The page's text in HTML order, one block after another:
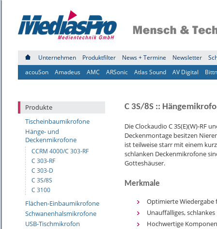
Unternehmen Produktfilter News + Termine Newsletter
acouSon
Amadeus AMC ARSonic Atlas Sound AV Digital
Produkte
Tischeinbaumikrofone
Hänge- und
Deckenmikrofone
CCRM 4000/C 303-RF
C 303-RF
C 303-D
C 3S/8S
C 3100
Flächen-Einbaumikrofone
Schwanenhalsmikrofone
USB-Tischmikrofon
C 3S/8S ::
Die Clockaudio C 3S(E)(W)-RF
Deckenmontage besitzen
ist teilweise starr mit einem
schlanken Deckenmikrofone
Gotteshäuser.
Merkmale
Optimierte Wiedergabe
Unauffälliges, schlankes
Hochwertige